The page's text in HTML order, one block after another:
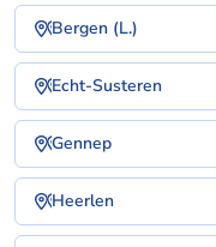
Bergen (L.)
Echt-Susteren
Gennep
Heerlen